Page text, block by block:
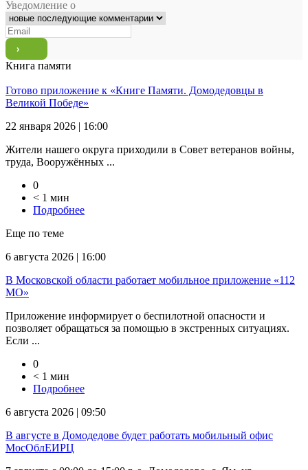
Уведомление о
Книга памяти
Готово приложение к «Книге Памяти. Домодедовцы в
Великой Победе»
22 января 2026 | 16:00
Жители нашего округа приходили в Совет ветеранов войны,
труда, Вооружённых ...
0
< 1 мин
Подробнее
Еще по теме
6 августа 2026 | 16:00
В Московской области работает мобильное приложение «112
МО»
Приложение информирует о беспилотной опасности и
позволяет обращаться за помощью в экстренных ситуациях.
Если ...
0
< 1 мин
Подробнее
6 августа 2026 | 09:50
В августе в Домодедове будет работать мобильный офис
МосОблЕИРЦ